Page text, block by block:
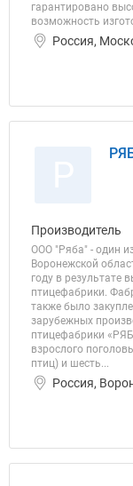
гарантировано
возможность
Россия,
Производитель
ООО "Ряба" - один
Воронежской
году в результате
птицефабрики.
также было
зарубежных
птицефабрики
взрослого
птиц) и шесть...
Россия,